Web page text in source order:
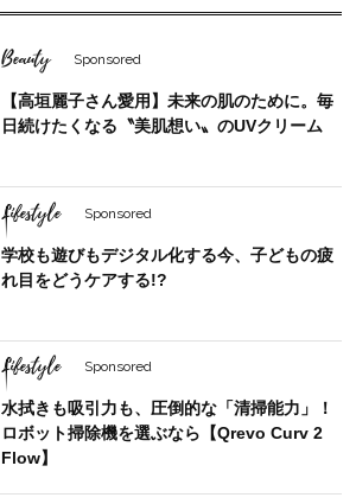
Beauty Sponsored
【高垣麗子さん愛用】未来の肌のために。毎
日続けたくなる〝美肌想い〟のUVクリーム
Lifestyle Sponsored
学校も遊びもデジタル化する今、子どもの疲
れ目をどうケアする!?
Lifestyle Sponsored
水拭きも吸引力も、圧倒的な「清掃能力」！
ロボット掃除機を選ぶなら【Qrevo Curv 2
Flow】